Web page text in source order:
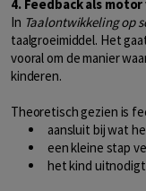
4. Feedback als
In Taalontwikkeling op
taalgroeimiddel. Het
vooral om de manier
kinderen.
Theoretisch gezien is
aansluit bij wat
een kleine stap
het kind